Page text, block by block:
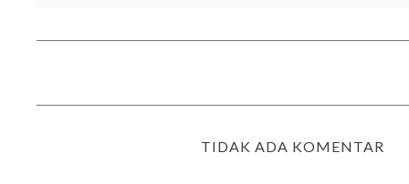
TIDAK ADA KOMENTAR